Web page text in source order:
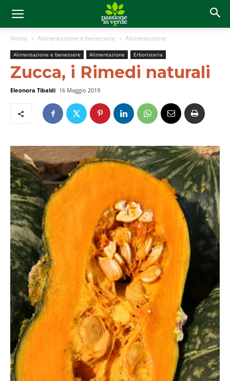
Home Alimentazione e benessere Alimentazione
Alimentazione e benessere Alimentazione Erboristeria
Zucca, i Rimedi naturali
Eleonora Tibaldi 16 Maggio 2019